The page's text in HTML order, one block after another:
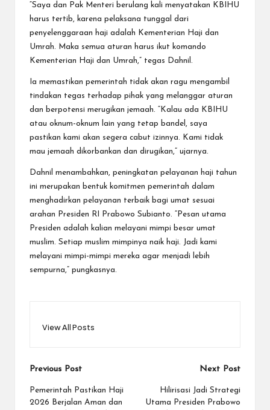
“Saya dan Pak Menteri berulang kali menyatakan KBIHU
harus tertib, karena pelaksana tunggal dari
penyelenggaraan haji adalah Kementerian Haji dan
Umrah. Maka semua aturan harus ikut komando
Kementerian Haji dan Umrah,” tegas Dahnil.
Ia memastikan pemerintah tidak akan ragu mengambil
tindakan tegas terhadap pihak yang melanggar aturan
dan berpotensi merugikan jemaah. “Kalau ada KBIHU
atau oknum-oknum lain yang tetap bandel, saya
pastikan kami akan segera cabut izinnya. Kami tidak
mau jemaah dikorbankan dan dirugikan,” ujarnya.
Dahnil menambahkan, peningkatan pelayanan haji tahun
ini merupakan bentuk komitmen pemerintah dalam
menghadirkan pelayanan terbaik bagi umat sesuai
arahan Presiden RI Prabowo Subianto. “Pesan utama
Presiden adalah kalian melayani mimpi besar umat
muslim. Setiap muslim mimpinya naik haji. Jadi kami
melayani mimpi-mimpi mereka agar menjadi lebih
sempurna,” pungkasnya.
View All Posts
Post
navigation
Previous Post
Pemerintah Pastikan Haji
2026 Berjalan Aman dan
Next Post
Hilirisasi Jadi Strategi
Utama Presiden Prabowo